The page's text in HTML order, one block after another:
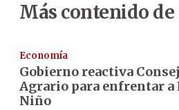
Más contenido de
Economía
Gobierno reactiva
Agrario para enfrentar a
Niño